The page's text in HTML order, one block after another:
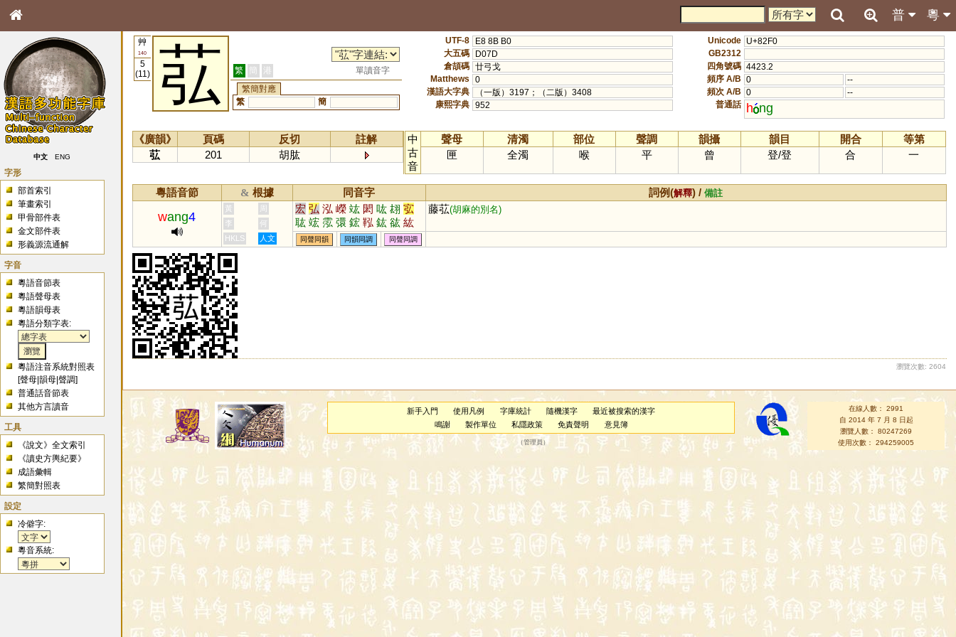
粵
普
中文 ENG
字形
部首索引
筆畫索引
甲骨部件表
金文部件表
形義源流通解
字音
粵語音節表
粵語聲母表
粵語韻母表
粵語分類字表:
粵語注音系統對照表
[聲母 |韻母 |聲調]
普通話音節表
其他方言讀音
工具
《說文》全文索引
《讀史方輿紀要》
成語彙輯
繁簡對照表
設定
冷僻字:
粵音系統:
艸
140
5
(11)
苰 繁 簡 港
單讀音字
繁簡對應
繁
簡
UTF-8
E8 8B B0
大五碼
D07D
倉頡碼 廿弓戈
Matthews
0
漢語大字典
（一版）3197；（二版）3408
康熙字典 952
Unicode U+82F0
GB2312
四角號碼 4423.2
頻序 A/B 0
--
頻次 A/B 0
--
普通話 h ng
《廣韻》 頁碼 反切
註解
苰
201 胡肱
中
古
音
聲母 清濁 部位 聲調 韻攝 韻目 開合
等第
匣
全濁 喉 平 曾 登/登 合 一
粵語音節 & 根據 同音字 詞例(解釋) /備註
wang4
黃 周 宏 弘 泓 嶸 竑 閎 吰 翃 宖
耾 竤 霐 彋 鋐 鞃 鈜 谹 紘
浤 汯
藤苰(胡麻的別名)
李
何
HKLS
人文 同聲同韻 同韻同調 同聲同調
瀏覽次數: 2604
新手入門 使用凡例 字庫統計 隨機漢字
最近被搜索的漢字
鳴謝
製作單位 私隱政策 免責聲明 意見簿
（管理員 ）
在線人數： 2991
自 2014 年 7 月 8 日起
瀏覽人數： 80247269
使用次數： 294259005